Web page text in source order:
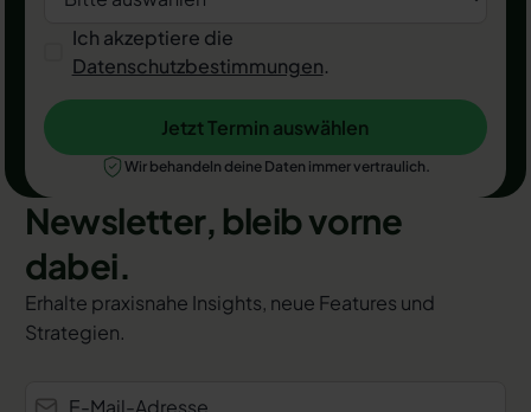
Ich akzeptiere die
Datenschutzbestimmungen.
Jetzt Termin auswählen
Jetzt Termin auswählen
Wir behandeln deine Daten immer vertraulich.
Newsletter, bleib vorne
dabei.
Erhalte praxisnahe Insights, neue Features und
Strategien.